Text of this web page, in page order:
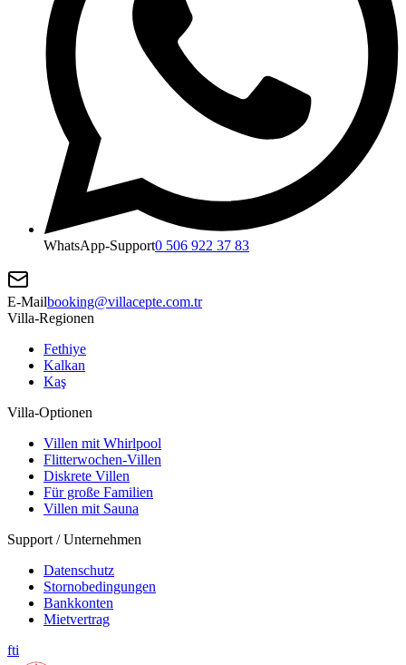
WhatsApp-Support0 506 922 37 83
E-Mailbooking@villacepte.com.tr
Villa-Regionen
Fethiye
Kalkan
Kaş
Villa-Optionen
Villen mit Whirlpool
Flitterwochen-Villen
Diskrete Villen
Für große Familien
Villen mit Sauna
Support / Unternehmen
Datenschutz
Stornobedingungen
Bankkonten
Mietvertrag
fti